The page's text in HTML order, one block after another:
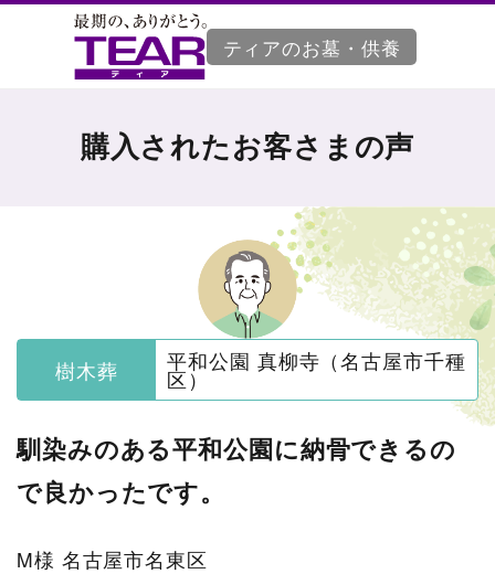
ティアのお墓・供養
購入されたお客さまの声
樹木葬 平和公園 真柳寺（名古屋市千種
区）
馴染みのある平和公園に納骨できるの
で良かったです。
M様 名古屋市名東区